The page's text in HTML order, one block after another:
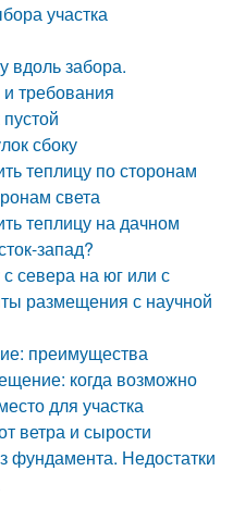
участка
вдоль забора.
требования
сбоку
теплицу по сторонам
света
теплицу на дачном
запад?
севера на юг или с
размещения с научной
преимущества
когда возможно
для участка
ветра и сырости
фундамента. Недостатки